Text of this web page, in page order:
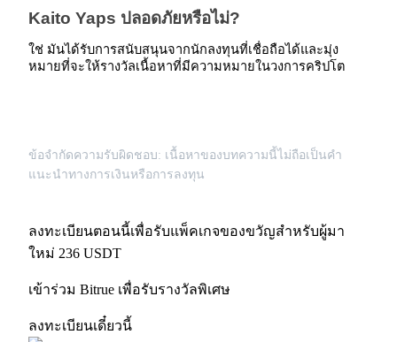
การแนะนำ
Kaito Yaps ปลอดภัยหรือไม่?
ใช่ มันได้รับการสนับสนุนจากนักลงทุนที่เชื่อถือได้และมุ่ง
หมายที่จะให้รางวัลเนื้อหาที่มีความหมายในวงการคริปโต
ข้อจำกัดความรับผิดชอบ: เนื้อหาของบทความนี้ไม่ถือเป็นคำ
แนะนำทางการเงินหรือการลงทุน
ลงทะเบียนตอนนี้เพื่อรับแพ็คเกจของขวัญสำหรับผู้มา
ใหม่ 236 USDT
เข้าร่วม Bitrue เพื่อรับรางวัลพิเศษ
ลงทะเบียนเดี๋ยวนี้